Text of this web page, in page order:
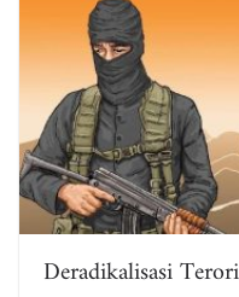
Deradikalisasi